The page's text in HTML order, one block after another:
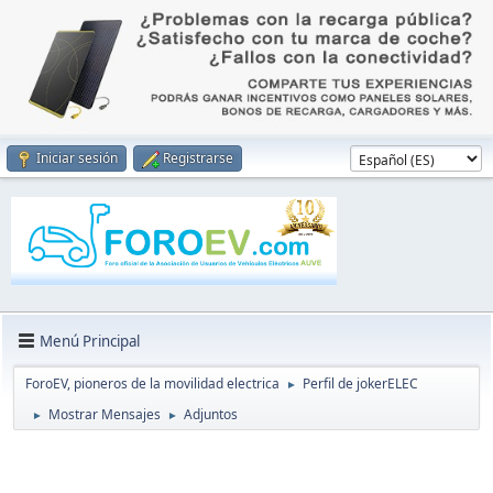
Iniciar sesión Registrarse
Menú Principal
ForoEV, pioneros de la movilidad electrica ► Perfil de jokerELEC
► Mostrar Mensajes ► Adjuntos